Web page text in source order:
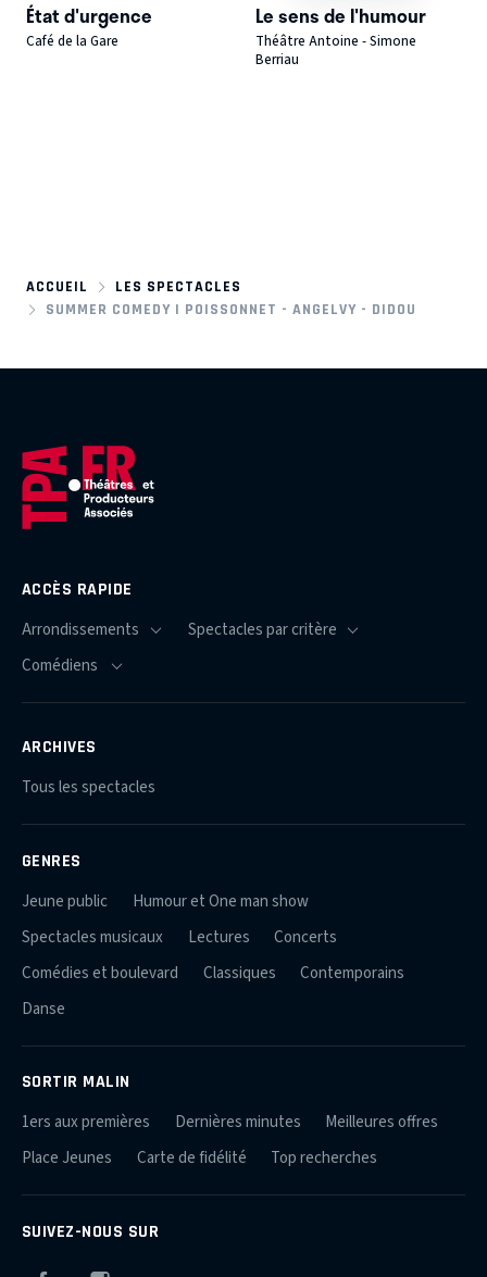
État d'urgence
Café de la Gare
Le sens de l'humour
Théâtre Antoine - Simone
Berriau
ACCUEIL
LES SPECTACLES
SUMMER COMEDY | POISSONNET - ANGELVY - DIDOU
ACCÈS RAPIDE
ARCHIVES
Tous les spectacles
GENRES
Jeune public
Humour et One man show
Spectacles musicaux
Lectures
Concerts
Comédies et boulevard
Classiques
Contemporains
Danse
SORTIR MALIN
1ers aux premières Dernières minutes
Meilleures offres
Place Jeunes
Carte de fidélité Top recherches
SUIVEZ-NOUS SUR